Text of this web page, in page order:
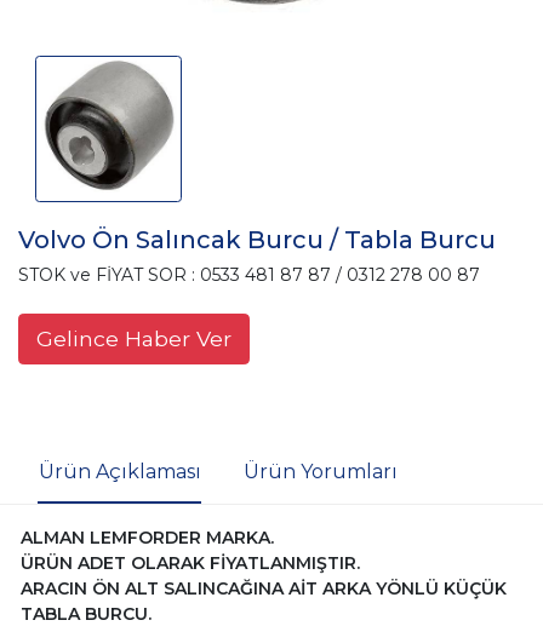
Volvo Ön Salıncak Burcu / Tabla Burcu
STOK ve FİYAT SOR : 0533 481 87 87 / 0312 278 00 87
Gelince Haber Ver
Ürün Açıklaması Ürün Yorumları
ALMAN LEMFORDER MARKA.
ÜRÜN ADET OLARAK FİYATLANMIŞTIR.
ARACIN ÖN ALT SALINCAĞINA AİT ARKA YÖNLÜ KÜÇÜK
TABLA BURCU.